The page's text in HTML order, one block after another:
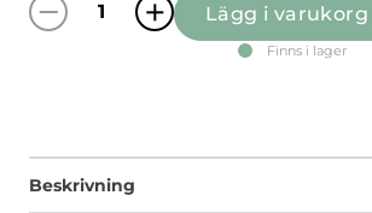
Leksand beige bricka mängd
Lägg i varukorg
Finns i lager
Beskrivning